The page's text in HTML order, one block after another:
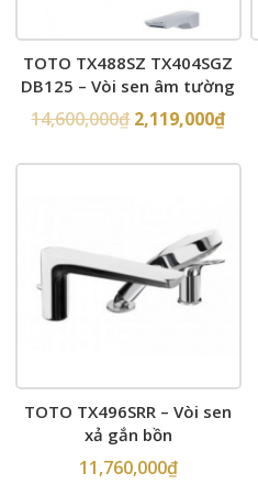
TOTO TX488SZ TX404SGZ
DB125 – Vòi sen âm tường
14,600,000₫ 2,119,000₫
TOTO TX496SRR – Vòi sen
xả gắn bồn
11,760,000₫